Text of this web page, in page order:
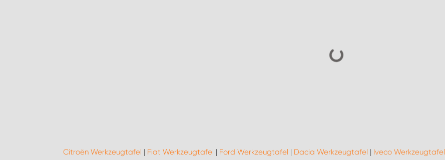
Citroën Werkzeugtafel | Fiat Werkzeugtafel | Ford Werkzeugtafel | Dacia Werkzeugtafel | Iveco Werkzeugtafel